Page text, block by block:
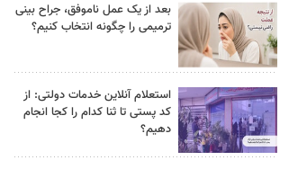
بعد از یک عمل ناموفق، جراح بینی
ترمیمی را چگونه انتخاب کنیم؟
استعلام آنلاین خدمات دولتی: از
کد پستی تا ثنا کدام را کجا انجام
دهیم؟